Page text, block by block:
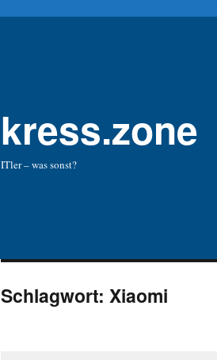
kress.zone
ITler – was sonst?
Schlagwort: Xiaomi